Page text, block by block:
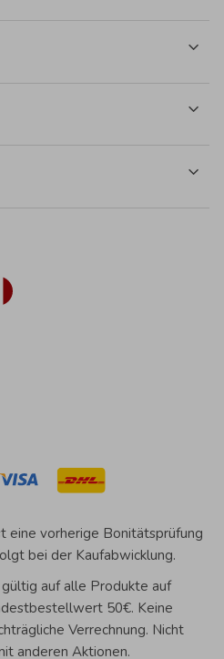
eine vorherige Bonitätsprüfung
bei der Kaufabwicklung.
auf alle Produkte auf
50€. Keine
Verrechnung. Nicht
anderen Aktionen.